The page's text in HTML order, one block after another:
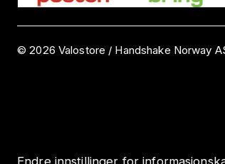
©2026 Valostore / Handshake Norway